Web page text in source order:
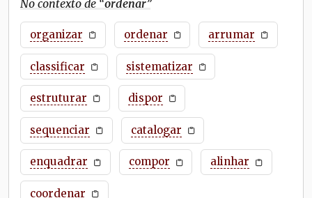
No contexto de “ordenar”
organizar ordenar arrumar
classificar sistematizar
estruturar dispor
sequenciar catalogar
enquadrar compor alinhar
coordenar